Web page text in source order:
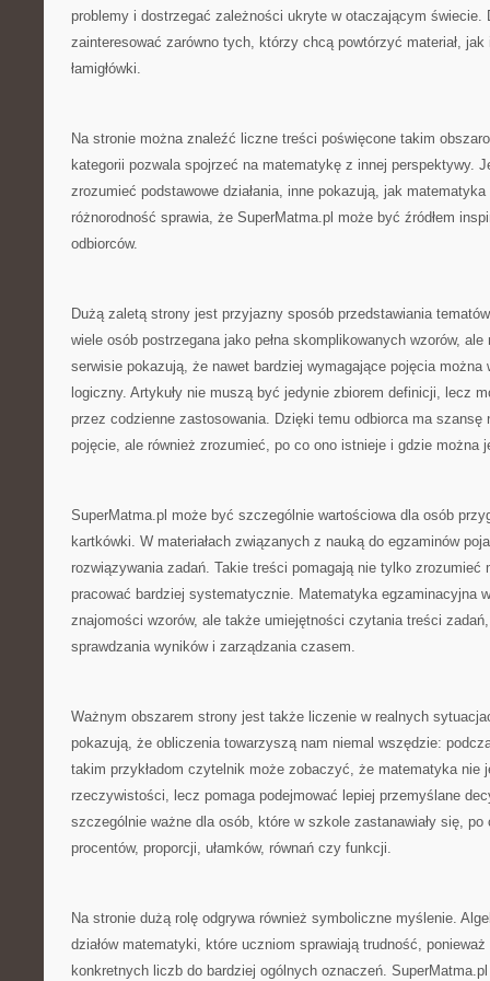
problemy i dostrzegać zależności ukryte w otaczającym świecie.
zainteresować zarówno tych, którzy chcą powtórzyć materiał,
łamigłówki.
Na stronie można znaleźć liczne treści poświęcone takim
kategorii pozwala spojrzeć na matematykę z innej perspektywy.
zrozumieć podstawowe działania, inne pokazują, jak matematyka
różnorodność sprawia, że SuperMatma.pl może być źródłem
odbiorców.
Dużą zaletą strony jest przyjazny sposób przedstawiania
wiele osób postrzegana jako pełna skomplikowanych wzorów, ale
serwisie pokazują, że nawet bardziej wymagające pojęcia można
logiczny. Artykuły nie muszą być jedynie zbiorem definicji, lecz
przez codzienne zastosowania. Dzięki temu odbiorca ma szansę
pojęcie, ale również zrozumieć, po co ono istnieje i gdzie można
SuperMatma.pl może być szczególnie wartościowa dla osób
kartkówki. W materiałach związanych z nauką do egzaminów
rozwiązywania zadań. Takie treści pomagają nie tylko zrozumieć
pracować bardziej systematycznie. Matematyka egzaminacyjna
znajomości wzorów, ale także umiejętności czytania treści
sprawdzania wyników i zarządzania czasem.
Ważnym obszarem strony jest także liczenie w realnych
pokazują, że obliczenia towarzyszą nam niemal wszędzie:
takim przykładom czytelnik może zobaczyć, że matematyka nie
rzeczywistości, lecz pomaga podejmować lepiej przemyślane
szczególnie ważne dla osób, które w szkole zastanawiały się, po
procentów, proporcji, ułamków, równań czy funkcji.
Na stronie dużą rolę odgrywa również symboliczne myślenie.
działów matematyki, które uczniom sprawiają trudność,
konkretnych liczb do bardziej ogólnych oznaczeń.